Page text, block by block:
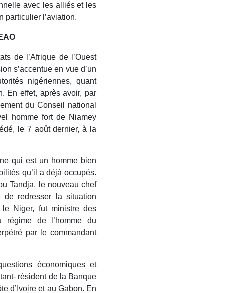
avec les alliés et les
particulier l’aviation.
de l’Afrique de l’Ouest
s’accentue en vue d’un
nigériennes, quant
En effet, après avoir, par
du Conseil national
homme fort de Niamey
le 7 août dernier, à la
qui est un homme bien
qu’il a déjà occupés.
Tandja, le nouveau chef
redresser la situation
le Niger, fut ministre des
de l’homme du
par le commandant
économiques et
résident de la Banque
d’Ivoire et au Gabon. En